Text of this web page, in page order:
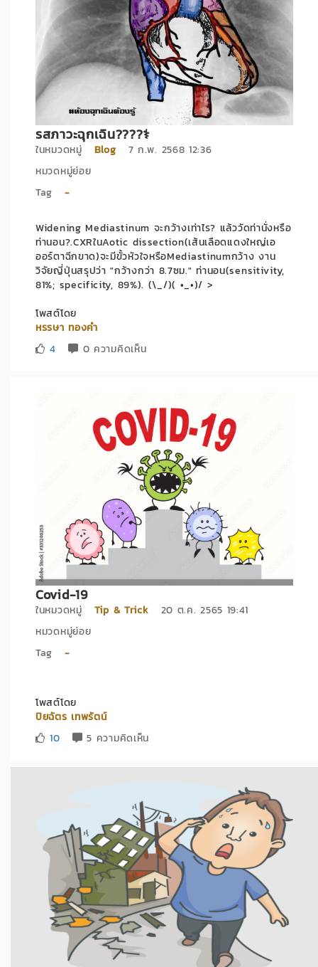
รสภาวะฉุกเฉิน????‍⚕️
ในหมวดหมู่ Blog 7 ก.พ. 2568 12:36
หมวดหมู่ย่อย
Tag-
Widening Mediastinum จะกว้างเท่าไร? แล้ววัดท่านั่งหรือ
ท่านอน?.CXRในAotic dissection(เส้นเลือดแดงใหญ่เอ
ออร์ตาฉีกขาด)จะมีขั้วหัวใจหรือMediastinumกว้าง งาน
วิจัยญี่ปุ่นสรุปว่า "กว้างกว่า 8.7ซม." ท่านอน(sensitivity,
81%; specificity, 89%). (\_/)( •_•)/ >
โพสต์โดย
หรรษา ทองคำ
4
0 ความคิดเห็น
Covid-19
ในหมวดหมู่ Tip & Trick 20 ต.ค. 2565 19:41
หมวดหมู่ย่อย
Tag-
โพสต์โดย
ปิยฉัตร เทพรัตน์
10
5 ความคิดเห็น